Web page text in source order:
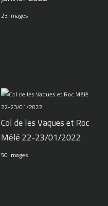
23 Images
Col de les Vaques et Roc
Mélé 22-23/01/2022
50 Images